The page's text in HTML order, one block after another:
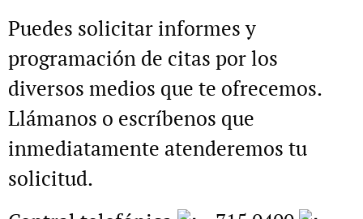
Puedes solicitar informes y
programación de citas por los
diversos medios que te ofrecemos.
Llámanos o escríbenos que
inmediatamente atenderemos tu
solicitud.